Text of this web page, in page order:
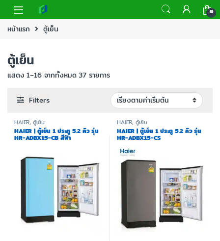
0
หน้าแรก ตู้เย็น
ตู้เย็น
แสดง 1–16 จากทั้งหมด 37 รายการ
Filters
HAIER,ตู้เย็น
HAIER | ตู้เย็น 1 ประตู 5.2 คิว รุ่น
HR-ADBX15-CB สีฟ้า
HAIER,ตู้เย็น
HAIER | ตู้เย็น 1 ประตู 5.2 คิว รุ่น
HR-ADBX15-CS